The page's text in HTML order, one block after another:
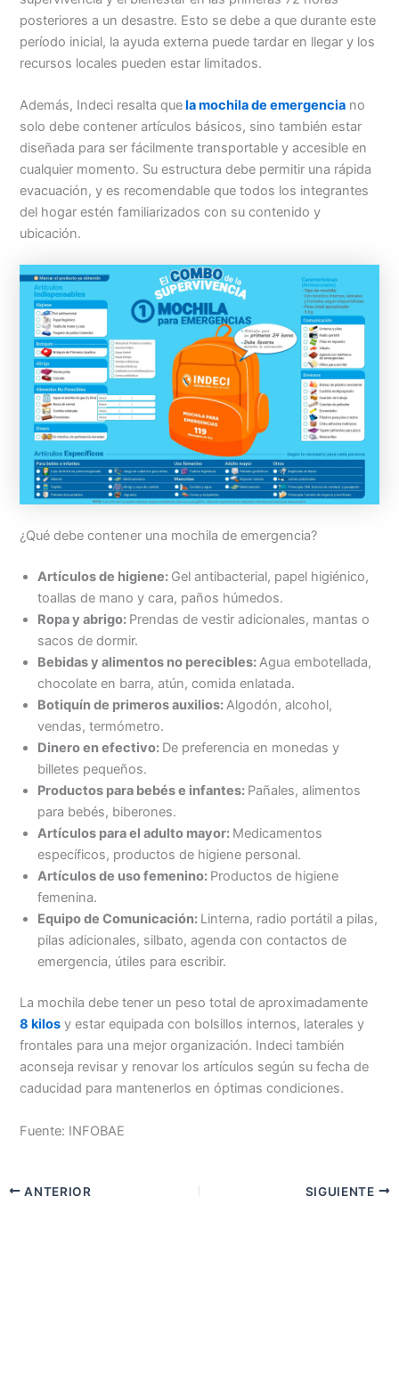
posteriores a un desastre. Esto se debe a que durante este
período inicial, la ayuda externa puede tardar en llegar y los
recursos locales pueden estar limitados.
Además, Indeci resalta quela mochila de emergencia no
solo debe contener artículos básicos, sino también estar
diseñada para ser fácilmente transportable y accesible en
cualquier momento. Su estructura debe permitir una rápida
evacuación, y es recomendable que todos los integrantes
del hogar estén familiarizados con su contenido y
ubicación.
¿Qué debe contener una mochila de emergencia?
Artículos de higiene: Gel antibacterial, papel higiénico,
toallas de mano y cara, paños húmedos.
Ropa y abrigo: Prendas de vestir adicionales, mantas o
sacos de dormir.
Bebidas y alimentos no perecibles:Agua embotellada,
chocolate en barra, atún, comida enlatada.
Botiquín de primeros auxilios:Algodón, alcohol,
vendas, termómetro.
Dinero en efectivo: De preferencia en monedas y
billetes pequeños.
Productos para bebés e infantes: Pañales, alimentos
para bebés, biberones.
Artículos para el adulto mayor: Medicamentos
específicos, productos de higiene personal.
Artículos de uso femenino: Productos de higiene
femenina.
Equipo de Comunicación: Linterna, radio portátil a pilas,
pilas adicionales, silbato, agenda con contactos de
emergencia, útiles para escribir.
La mochila debe tener un peso total de aproximadamente
8 kilos y estar equipada con bolsillos internos, laterales y
frontales para una mejor organización. Indeci también
aconseja revisar y renovar los artículos según su fecha de
caducidad para mantenerlos en óptimas condiciones.
Fuente: INFOBAE
ANTERIOR SIGUIENTE